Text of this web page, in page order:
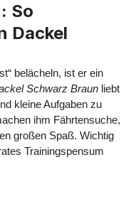
So
Dackel
belächeln, ist er ein
Schwarz Braun liebt
kleine Aufgaben zu
ihm Fährtensuche,
großen Spaß. Wichtig
Trainingspensum